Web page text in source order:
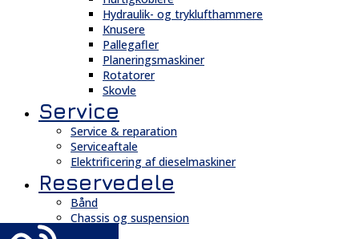
Hydraulik- og tryklufthammere
Knusere
Pallegafler
Planeringsmaskiner
Rotatorer
Skovle
Service
Service & reparation
Serviceaftale
Elektrificering af dieselmaskiner
Reservedele
Bånd
Chassis og suspension